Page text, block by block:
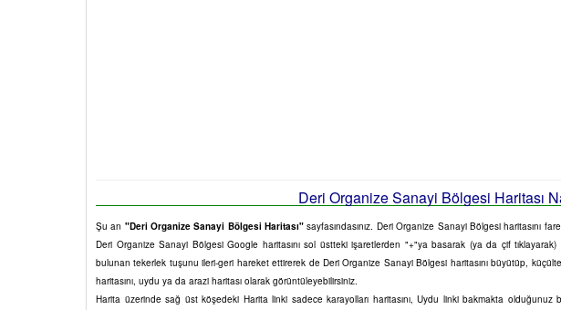
Deri Organize Sanayi Bölgesi Haritası
Şu an "Deri Organize Sanayi Bölgesi Haritası" sayfasındasınız. Deri Organize Sanayi Bölgesi haritasını
Deri Organize Sanayi Bölgesi Google haritasını sol üstteki işaretlerden "+"ya basarak (ya da çif
bulunan tekerlek tuşunu ileri-geri hareket ettirerek de Deri Organize Sanayi Bölgesi haritasını büyütüp,
haritasını, uydu ya da arazi haritası olarak görüntüleyebilirsiniz.
Harita üzerinde sağ üst köşedeki Harita linki sadece karayolları haritasını, Uydu linki bakmakta